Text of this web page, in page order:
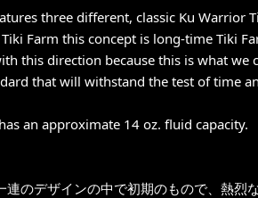
three different, classic Ku Warrior
Farm this concept is long-time Tiki
this direction because this is what
that will withstand the test of time
an approximate 14 oz. fluid capacity.
連のデザインの中で初期のもので、熱